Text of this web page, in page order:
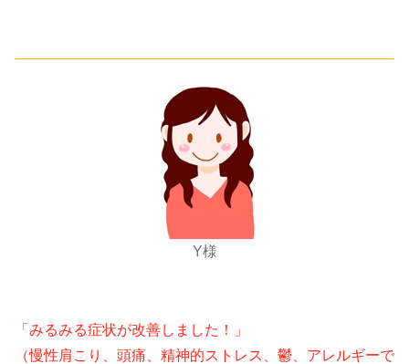
Y様
「みるみる症状が改善しました！」
（慢性肩こり、頭痛、精神的ストレス、鬱、アレルギーで